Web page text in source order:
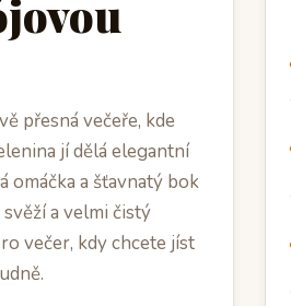
přesná večeře, kde
jí dělá elegantní
omáčka a šťavnatý bok
a velmi čistý
večer, kdy chcete jíst